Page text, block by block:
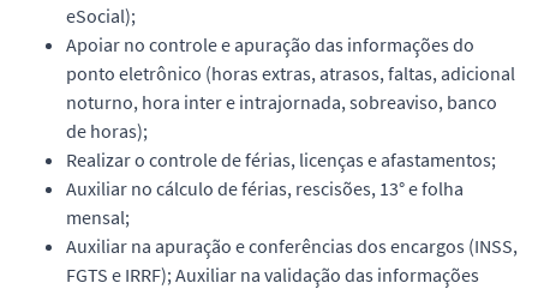
eSocial);
Apoiar no controle e apuração das informações do
ponto eletrônico (horas extras, atrasos, faltas, adicional
noturno, hora inter e intrajornada, sobreaviso, banco
de horas);
Realizar o controle de férias, licenças e afastamentos;
Auxiliar no cálculo de férias, rescisões, 13° e folha
mensal;
Auxiliar na apuração e conferências dos encargos (INSS,
FGTS e IRRF); Auxiliar na validação das informações